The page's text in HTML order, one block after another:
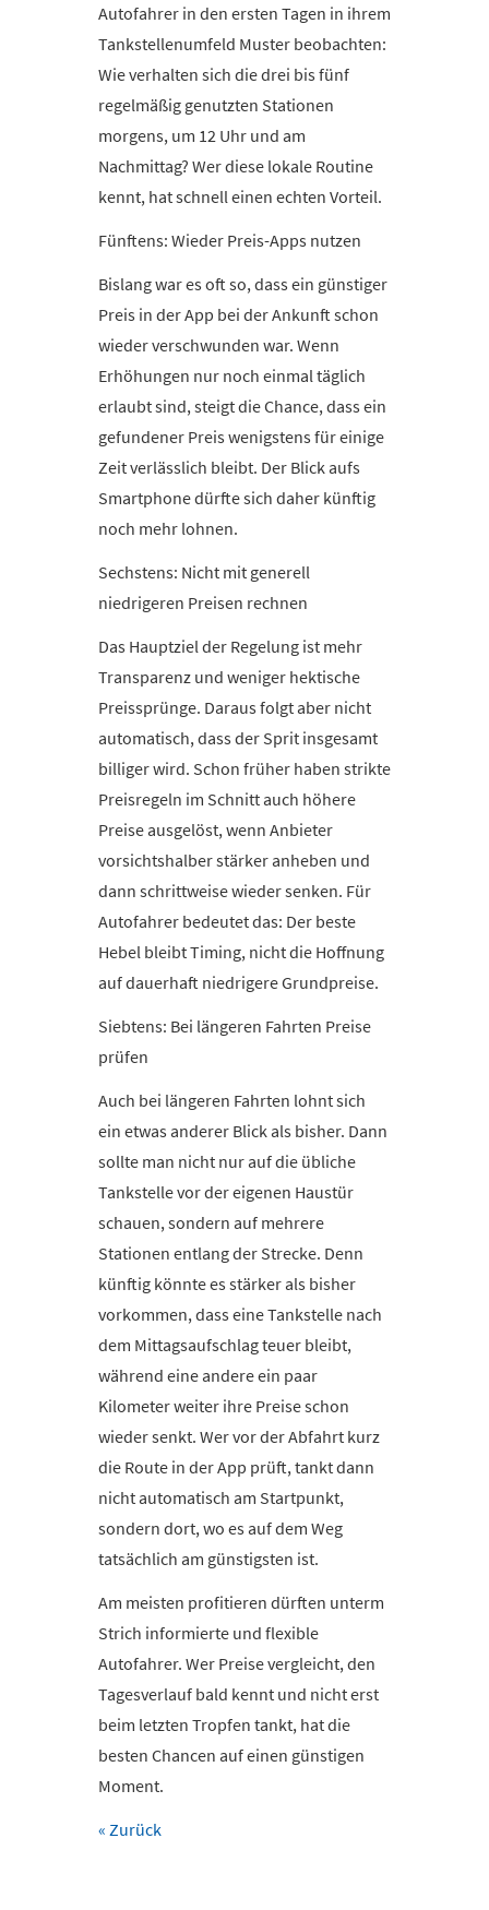
Autofahrer in den ersten Tagen in ihrem
Tankstellenumfeld Muster beobachten:
Wie verhalten sich die drei bis fünf
regelmäßig genutzten Stationen
morgens, um 12 Uhr und am
Nachmittag? Wer diese lokale Routine
kennt, hat schnell einen echten Vorteil.
Fünftens: Wieder Preis-Apps nutzen
Bislang war es oft so, dass ein günstiger
Preis in der App bei der Ankunft schon
wieder verschwunden war. Wenn
Erhöhungen nur noch einmal täglich
erlaubt sind, steigt die Chance, dass ein
gefundener Preis wenigstens für einige
Zeit verlässlich bleibt. Der Blick aufs
Smartphone dürfte sich daher künftig
noch mehr lohnen.
Sechstens: Nicht mit generell
niedrigeren Preisen rechnen
Das Hauptziel der Regelung ist mehr
Transparenz und weniger hektische
Preissprünge. Daraus folgt aber nicht
automatisch, dass der Sprit insgesamt
billiger wird. Schon früher haben strikte
Preisregeln im Schnitt auch höhere
Preise ausgelöst, wenn Anbieter
vorsichtshalber stärker anheben und
dann schrittweise wieder senken. Für
Autofahrer bedeutet das: Der beste
Hebel bleibt Timing, nicht die Hoffnung
auf dauerhaft niedrigere Grundpreise.
Siebtens: Bei längeren Fahrten Preise
prüfen
Auch bei längeren Fahrten lohnt sich
ein etwas anderer Blick als bisher. Dann
sollte man nicht nur auf die übliche
Tankstelle vor der eigenen Haustür
schauen, sondern auf mehrere
Stationen entlang der Strecke. Denn
künftig könnte es stärker als bisher
vorkommen, dass eine Tankstelle nach
dem Mittagsaufschlag teuer bleibt,
während eine andere ein paar
Kilometer weiter ihre Preise schon
wieder senkt. Wer vor der Abfahrt kurz
die Route in der App prüft, tankt dann
nicht automatisch am Startpunkt,
sondern dort, wo es auf dem Weg
tatsächlich am günstigsten ist.
Am meisten profitieren dürften unterm
Strich informierte und flexible
Autofahrer. Wer Preise vergleicht, den
Tagesverlauf bald kennt und nicht erst
beim letzten Tropfen tankt, hat die
besten Chancen auf einen günstigen
Moment.
« Zurück